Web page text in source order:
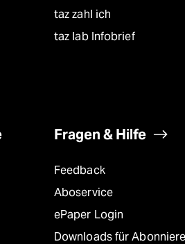
taz zahl ich
taz lab Infobrief
Fragen & Hilfe
Feedback
Aboservice
ePaper Login
Downloads für